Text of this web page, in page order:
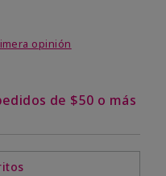
5
opinión
de $50 o más